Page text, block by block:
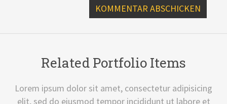
Related Portfolio Items
Lorem ipsum dolor sit amet, consectetur adipisicing
elit, sed do eiusmod tempor incididunt ut labore et